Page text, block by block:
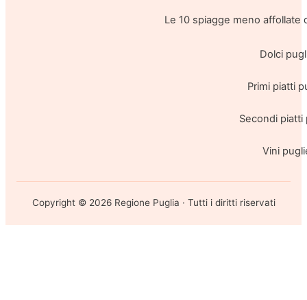
Le 10 spiagge meno affollate
Dolci
Primi piatti
Secondi piatti
Vini
Copyright © 2026Regione Puglia · Tutti i diritti riservati